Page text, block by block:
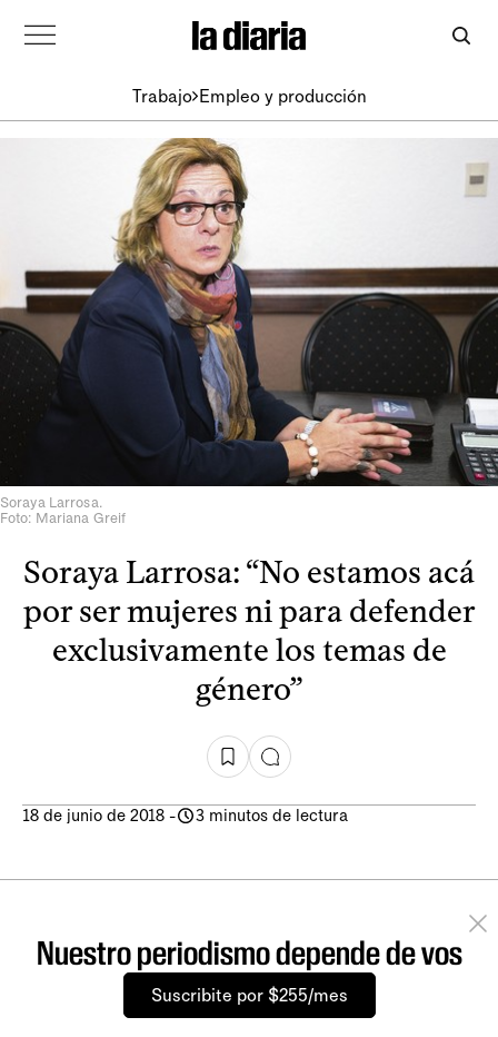
Trabajo Empleo y producción
Soraya Larrosa.
Foto: Mariana Greif
Soraya Larrosa: “No estamos acá
por ser mujeres ni para defender
exclusivamente los temas de
género”
18 de junio de 2018 - 3 minutos de lectura
Nuestro periodismo depende de vos
Suscribite por $255/mes